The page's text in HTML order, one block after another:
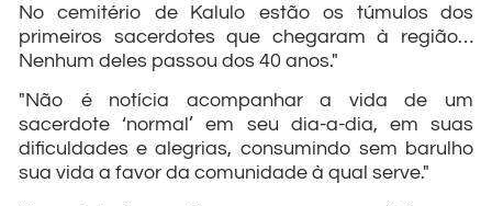
No cemitério de Kalulo estão os túmulos dos
primeiros sacerdotes que chegaram à região…
Nenhum deles passou dos 40 anos."
"Não é notícia acompanhar a vida de um
sacerdote ‘normal’ em seu dia-a-dia, em suas
dificuldades e alegrias, consumindo sem barulho
sua vida a favor da comunidade à qual serve."